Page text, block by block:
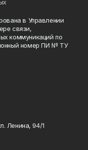
в Управлении
связи,
коммуникаций по
номер ПИ № ТУ
Ленина, 94/1